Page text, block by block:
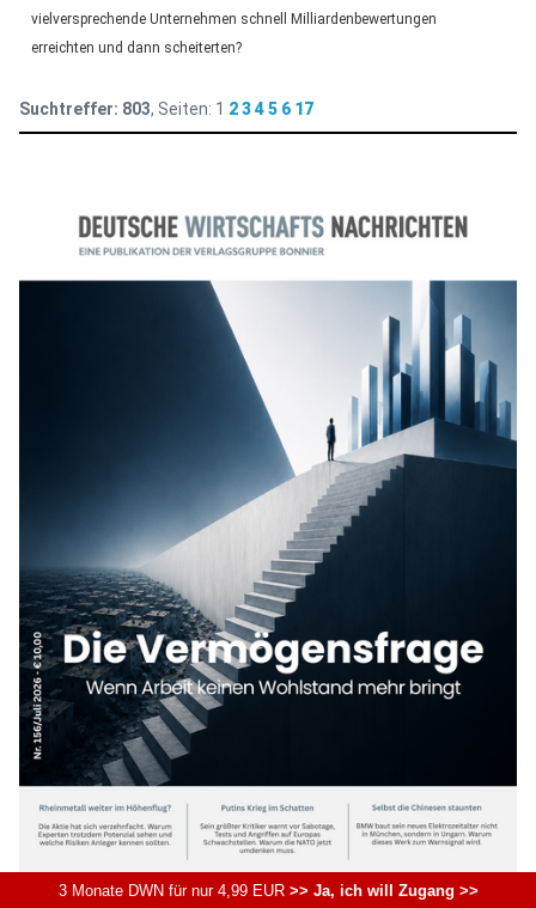
vielversprechende Unternehmen schnell Milliardenbewertungen
erreichten und dann scheiterten?
Suchtreffer: 803, Seiten: 1 2 3 4 5 6 17
3 Monate DWN für nur 4,99 EUR>> Ja, ich will Zugang >>